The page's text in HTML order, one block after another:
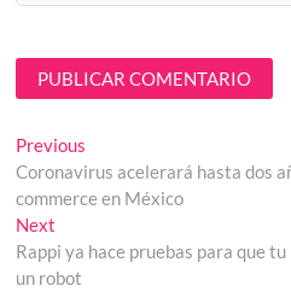
Navegación
de
entradas
Previous
post:
Coronavirus acelerará hasta dos
commerce en México
Next
post:
Rappi ya hace pruebas para que
un robot